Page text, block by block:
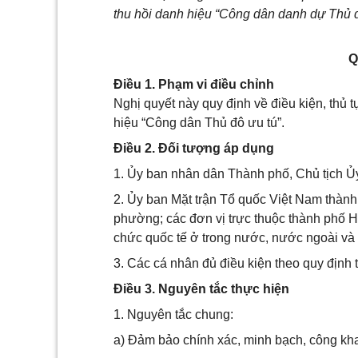
thu hồi danh hiệu “Công dân danh dự Thủ
Điều 1. Phạm vi điều chỉnh
Nghị quyết này quy định về điều kiện, thủ
hiệu “Công dân Thủ đô ưu tú”.
Điều 2. Đối tượng áp dụng
1. Ủy ban nhân dân Thành phố, Chủ tịch
2. Ủy ban Mặt trận Tổ quốc Việt Nam
phường; các đơn vị trực thuộc thành phố
chức quốc tế ở trong nước, nước ngoài
3. Các cá nhân đủ điều kiện theo quy
Điều 3. Nguyên tắc thực hiện
1. Nguyên tắc chung:
a) Đảm bảo chính xác, minh bạch, công